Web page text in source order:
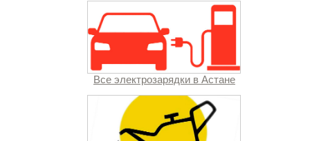
Все электрозарядки в Астане